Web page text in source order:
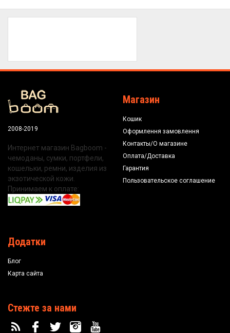
2008-2019
Интернет магазин Bagboom -
чемоданы, сумки, портфели,
кошельки, ремни, изделия из
экзотической кожи.
Принимаем к оплате:
Магазин
Кошик
Оформлення замовлення
Контакты/О магазине
Оплата/Доставка
Гарантия
Пользовательское соглашение
Додатки
Блог
Карта сайта
Стежте за нами